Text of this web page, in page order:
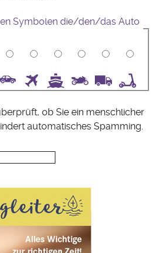
Symbolen die/den/das Auto
ob Sie ein menschlicher
automatisches Spamming.